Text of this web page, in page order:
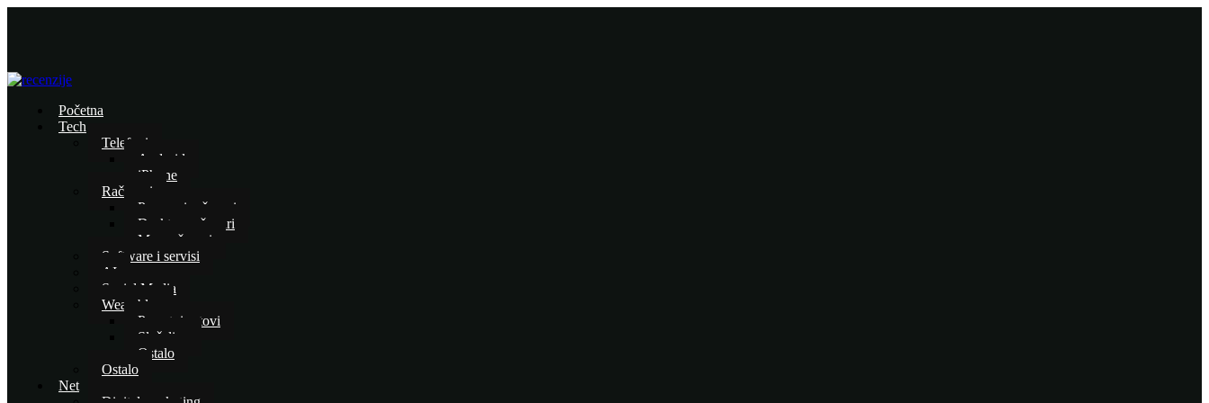
Početna
Tech
Telefoni
Android
iPhone
Računari
Prenosni računari
Desktop računari
Mac računari
Software i servisi
AI
Social Media
Wearables
Pametni satovi
Slušalice
Ostalo
Ostalo
Net